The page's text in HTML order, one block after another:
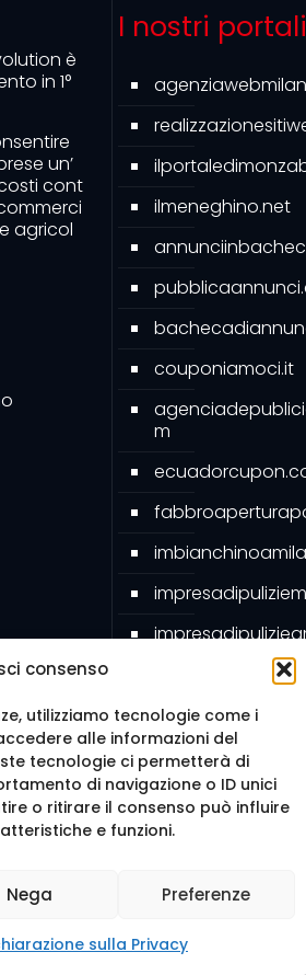
consenso
utilizziamo tecnologie come i
alle informazioni del
tecnologie ci permetterà di
di navigazione o ID unici
o ritirare il consenso può influire
e funzioni.
Nega Preferenze
sulla Privacy
è
in 1°
un’
cont
agricol
I nostri portali
ilmeneghino.net
couponiamoci.it
m
Mister Preventivo
© 2016 Web
Realizzazione
Mappa